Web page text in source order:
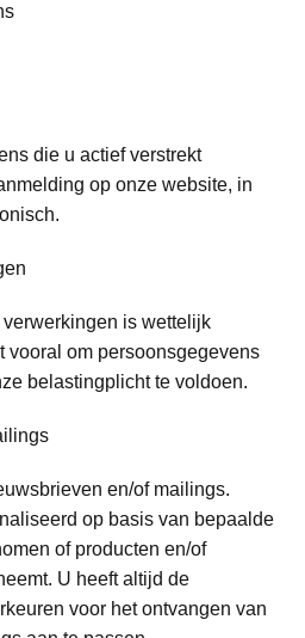
die u actief verstrekt
op onze website, in
is wettelijk
vooral om persoonsgegevens
belastingplicht te voldoen.
en/of mailings.
op basis van bepaalde
of producten en/of
U heeft altijd de
voor het ontvangen van